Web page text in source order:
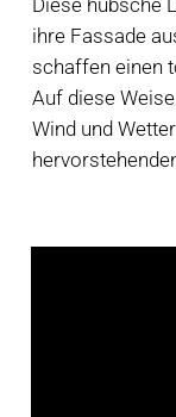
Diese hübsche
ihre Fassade
schaffen einen
Auf diese
Wind und